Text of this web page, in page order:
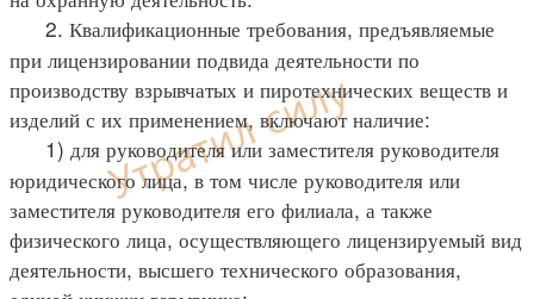
2. Квалификационные требования, предъявляемые
при лицензировании подвида деятельности по
производству взрывчатых и пиротехнических веществ и
изделий с их применением, включают наличие:
1) для руководителя или заместителя руководителя
юридического лица, в том числе руководителя или
заместителя руководителя его филиала, а также
физического лица, осуществляющего лицензируемый вид
деятельности, высшего технического образования,